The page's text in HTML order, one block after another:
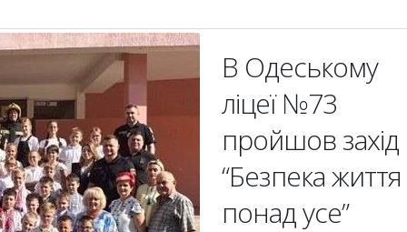
В Одеському
ліцеї №73
пройшов захід
“Безпека
понад усе”